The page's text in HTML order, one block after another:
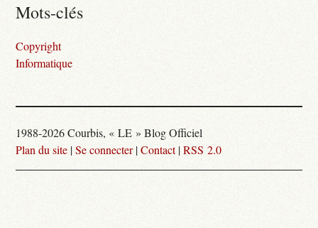
Mots-clés
Copyright
Informatique
1988-2026 Courbis, « LE » Blog Officiel
Plan du site |Se connecter|Contact|RSS 2.0